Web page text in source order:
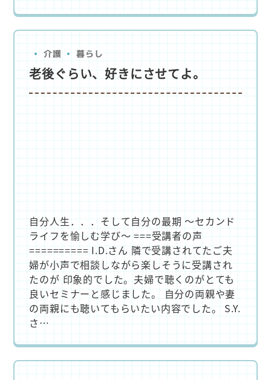
介護 暮らし
老後ぐらい、好きにさせてよ。
自分人生．．．そして自分の最期 ～セカンド
ライフを愉しむ学び～ ===受講者の声
========== I.D.さん 隣で受講されてたご夫
婦が小声で相談しながら楽しそうに受講され
たのが 印象的でした。夫婦で聴くのがとても
良いセミナーと感じました。 自分の両親や妻
の両親にも聴いてもらいたい内容でした。 S.Y.
さ…